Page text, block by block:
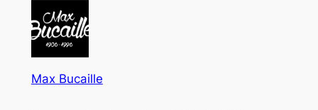
Max Bucaille